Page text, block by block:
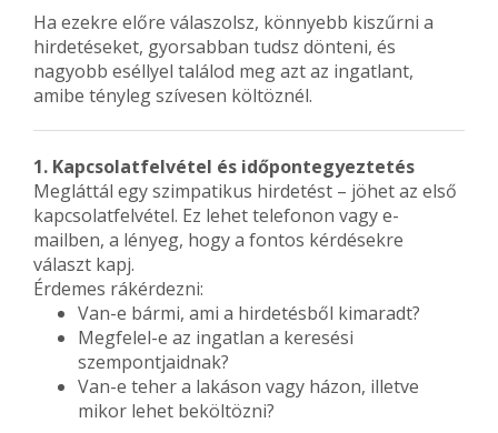
Ha ezekre előre válaszolsz, könnyebb kiszűrni a
hirdetéseket, gyorsabban tudsz dönteni, és
nagyobb eséllyel találod meg azt az ingatlant,
amibe tényleg szívesen költöznél.
1. Kapcsolatfelvétel és időpontegyeztetés
Megláttál egy szimpatikus hirdetést – jöhet az első
kapcsolatfelvétel. Ez lehet telefonon vagy e-
mailben, a lényeg, hogy a fontos kérdésekre
választ kapj.
Érdemes rákérdezni:
Van-e bármi, ami a hirdetésből kimaradt?
Megfelel-e az ingatlan a keresési
szempontjaidnak?
Van-e teher a lakáson vagy házon, illetve
mikor lehet beköltözni?